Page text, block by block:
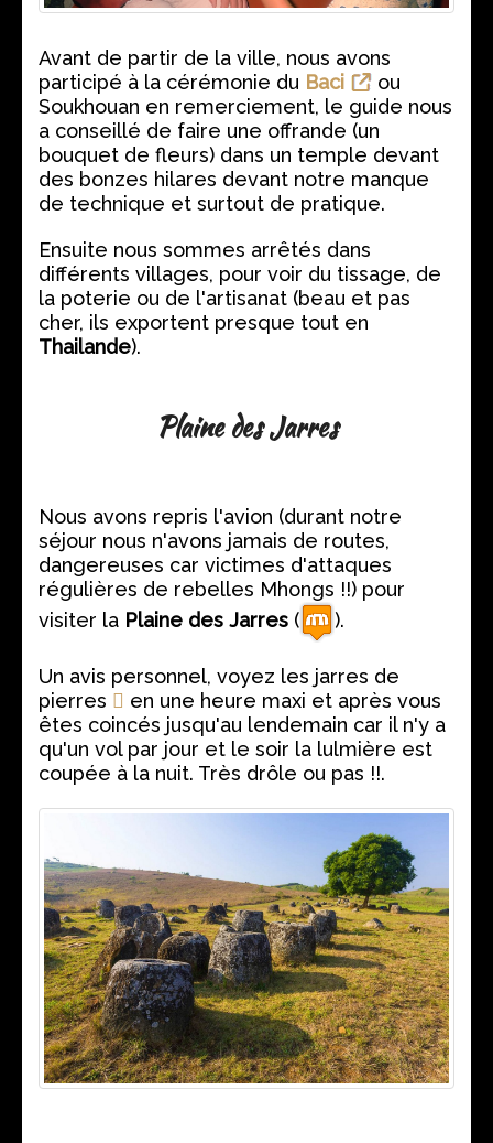
Avant de partir de la ville, nous avons
participé à la cérémonie du Baci
ou
Soukhouan en remerciement, le guide nous
a conseillé de faire une offrande (un
bouquet de fleurs) dans un temple devant
des bonzes hilares devant notre manque
de technique et surtout de pratique.
Ensuite nous sommes arrêtés dans
différents villages, pour voir du tissage, de
la poterie ou de l'artisanat (beau et pas
cher, ils exportent presque tout en
Thailande).
Plaine des Jarres
Nous avons repris l'avion (durant notre
séjour nous n'avons jamais de routes,
dangereuses car victimes d'attaques
régulières de rebelles Mhongs !!) pour
visiter la Plaine des Jarres ( ).
Un avis personnel, voyez les jarres de
pierres
en une heure maxi et après vous
êtes coincés jusqu'au lendemain car il n'y a
qu'un vol par jour et le soir la lulmière est
coupée à la nuit. Très drôle ou pas !!.